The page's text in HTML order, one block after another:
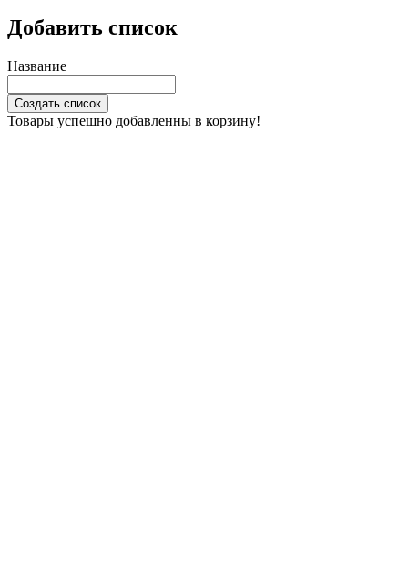
Добавить список
Название
Создать список
Товары успешно добавленны в корзину!